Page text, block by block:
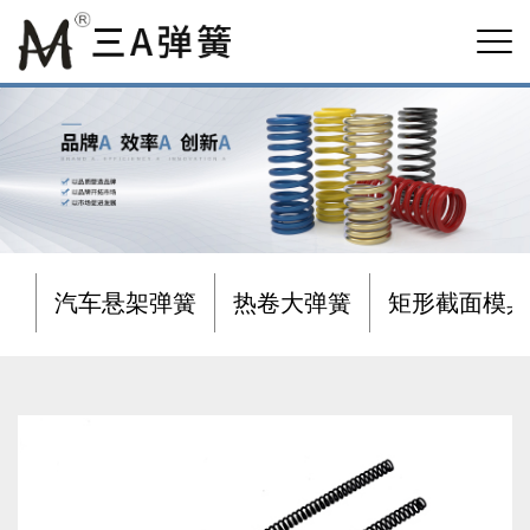
汽车悬架弹簧 热卷大弹簧 矩形截面模